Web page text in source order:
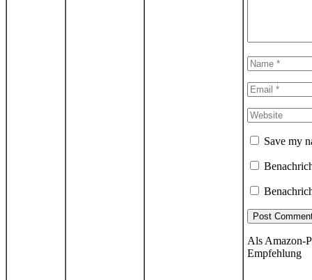
Save my
Als Amazon-
Empfehlung